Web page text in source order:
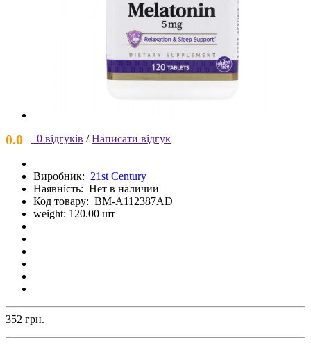
0.0 0 відгуків / Написати відгук
Виробник: 21st Century
Наявність: Нет в наличии
Код товару: BM-A112387AD
weight: 120.00 шт
352 грн.